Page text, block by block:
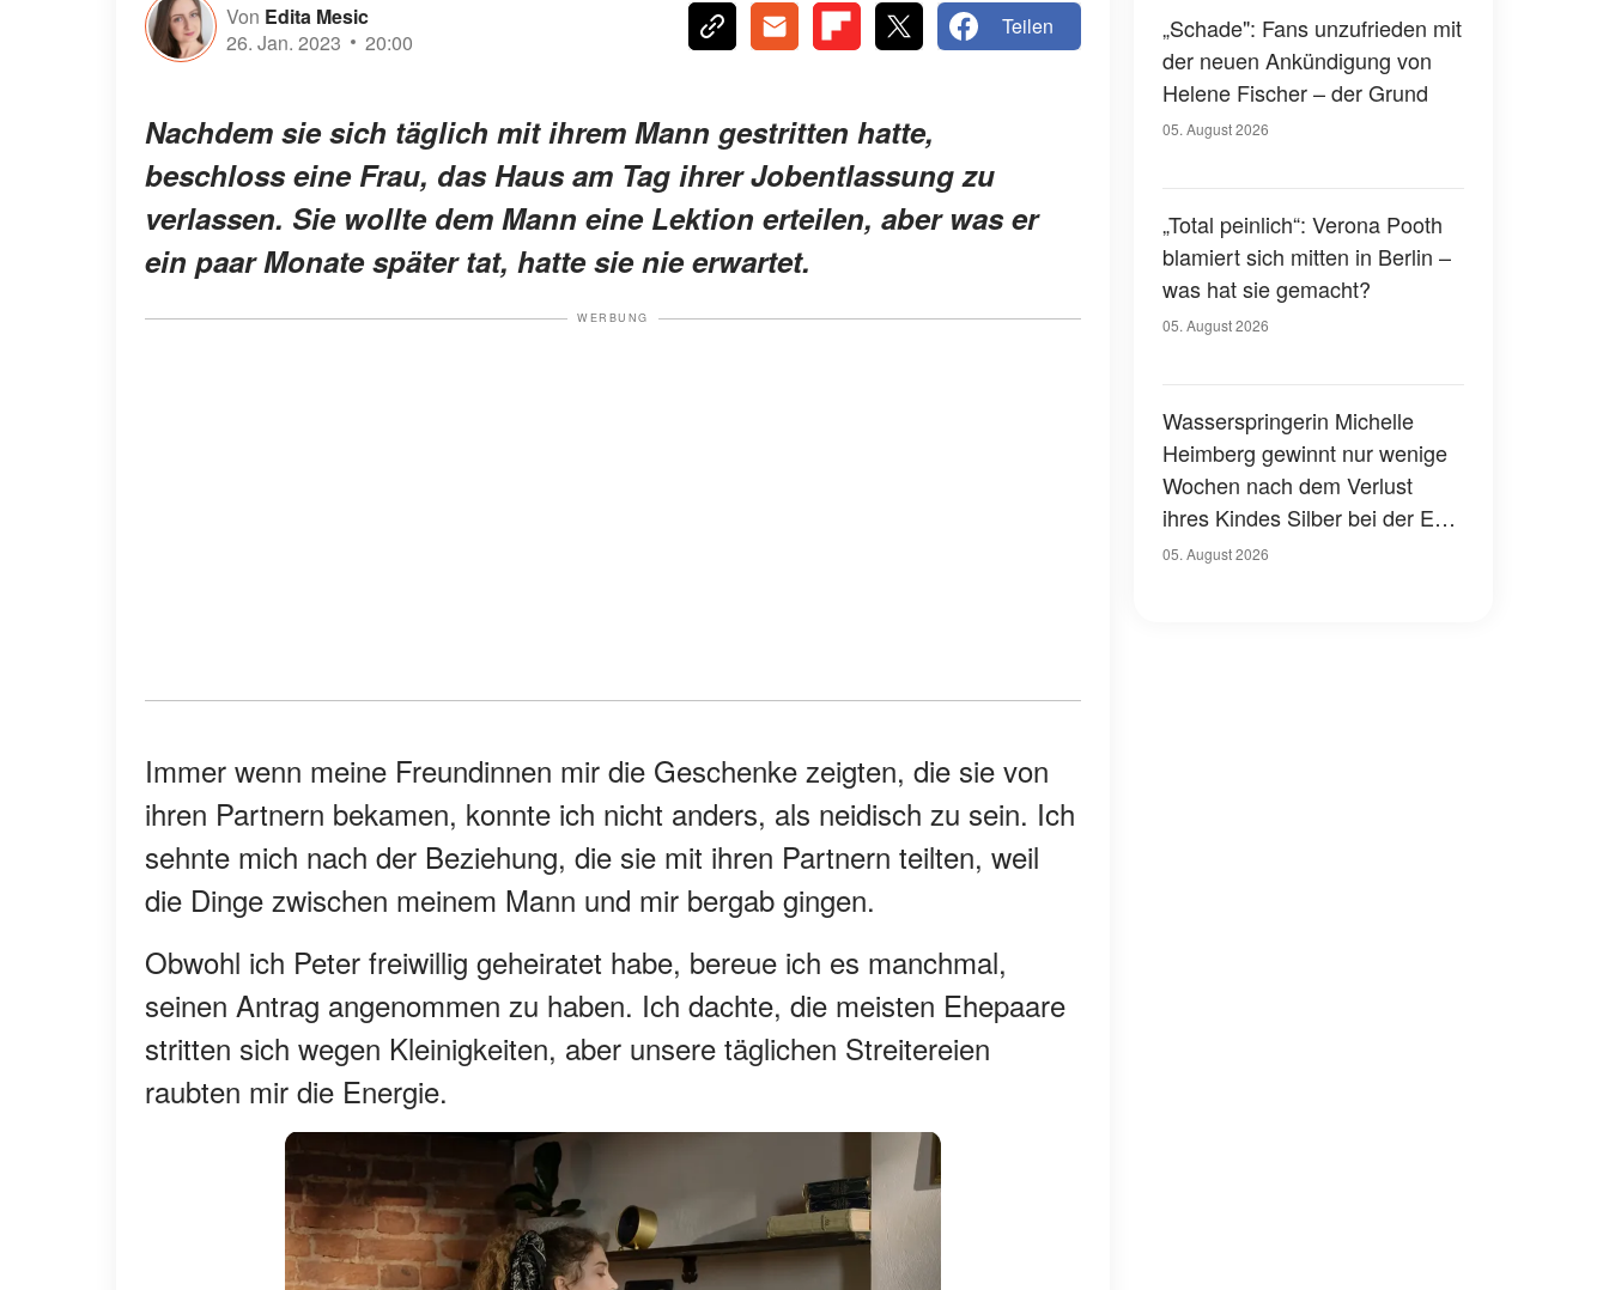
Von Edita Mesic
26. Jan. 2023
20:00
Teilen
Nachdem sie sich täglich mit ihrem Mann gestritten hatte,
beschloss eine Frau, das Haus am Tag ihrer Jobentlassung zu
verlassen. Sie wollte dem Mann eine Lektion erteilen, aber was er
ein paar Monate später tat, hatte sie nie erwartet.
WERBUNG
Immer wenn meine Freundinnen mir die Geschenke zeigten, die sie von
ihren Partnern bekamen, konnte ich nicht anders, als neidisch zu sein. Ich
sehnte mich nach der Beziehung, die sie mit ihren Partnern teilten, weil
die Dinge zwischen meinem Mann und mir bergab gingen.
Obwohl ich Peter freiwillig geheiratet habe, bereue ich es manchmal,
seinen Antrag angenommen zu haben. Ich dachte, die meisten Ehepaare
stritten sich wegen Kleinigkeiten, aber unsere täglichen Streitereien
raubten mir die Energie.
„Schade": Fans unzufrieden mit
der neuen Ankündigung von
Helene Fischer – der Grund
05. August 2026
„Total peinlich“: Verona Pooth
blamiert sich mitten in Berlin –
was hat sie gemacht?
05. August 2026
Wasserspringerin Michelle
Heimberg gewinnt nur wenige
Wochen nach dem Verlust
ihres Kindes Silber bei der EM
– eine herzzerreißende
05. August 2026